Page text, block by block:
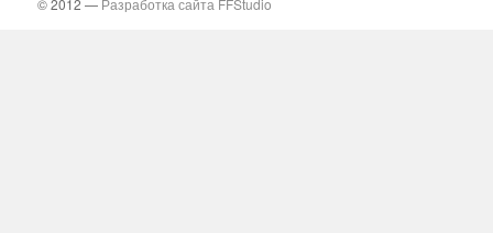
© 2012 — Разработка сайта FFStudio